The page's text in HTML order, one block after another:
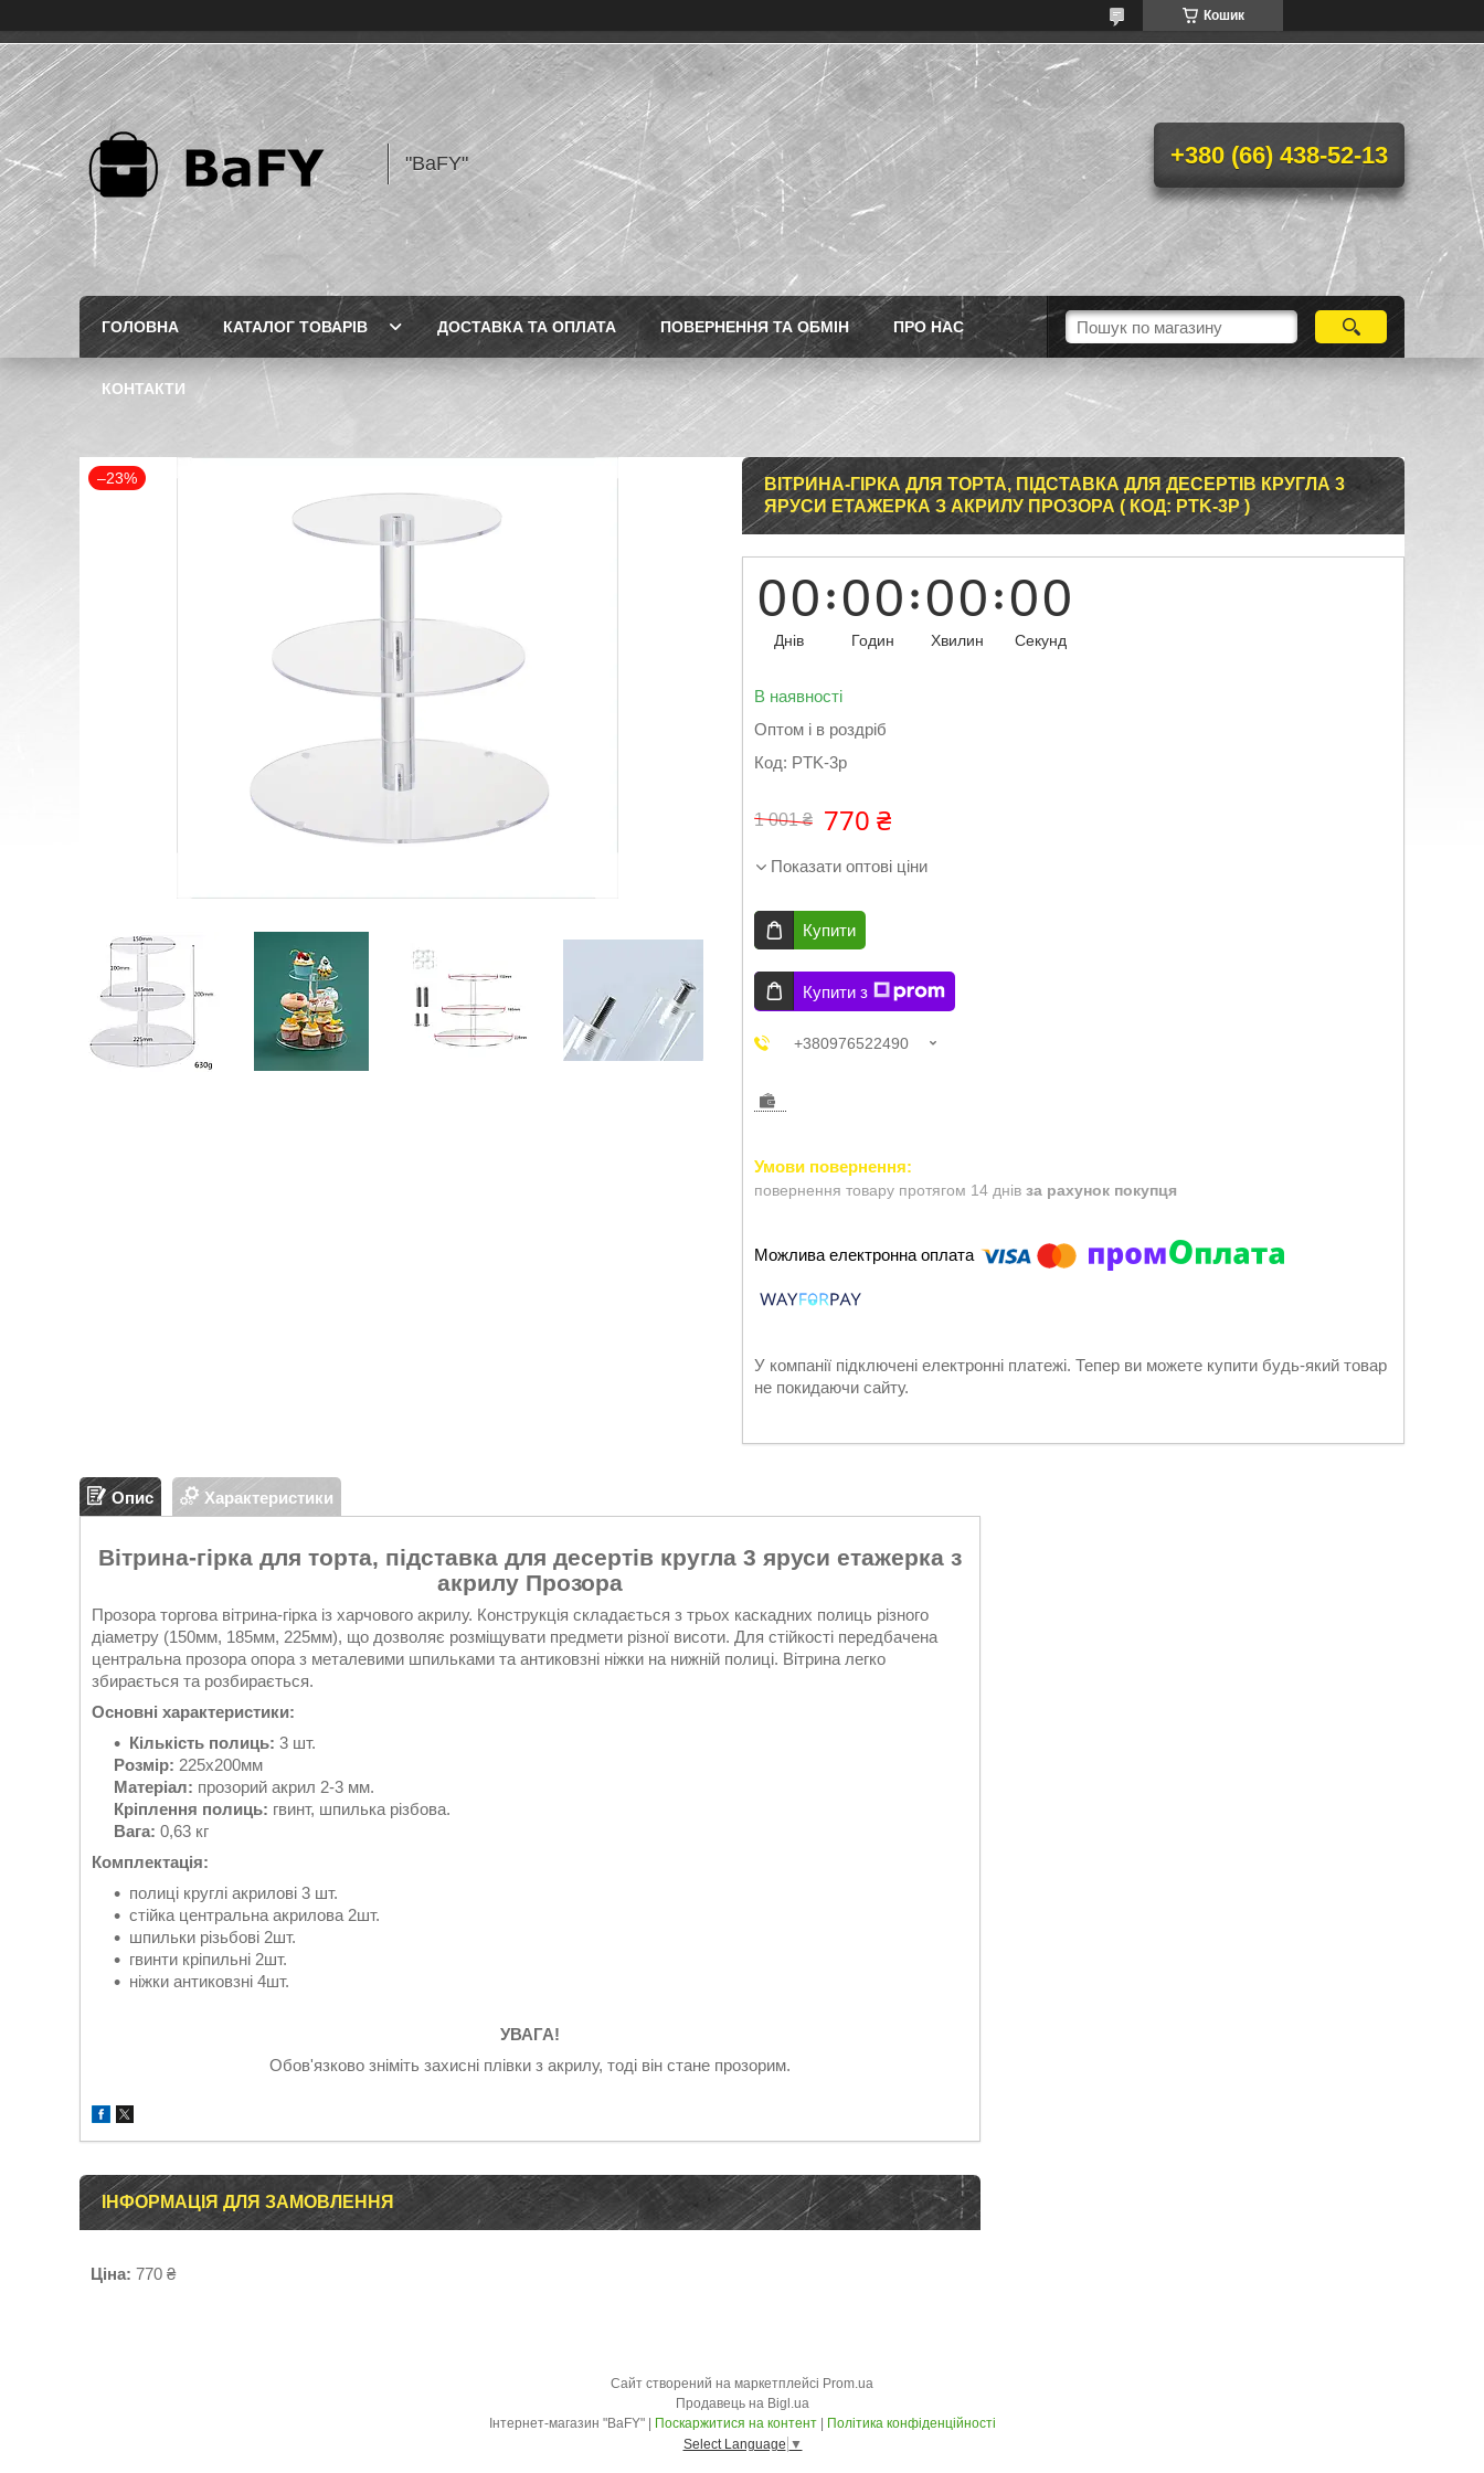
Кошик
"BaFY" +380 (66) 438-52-13
ГОЛОВНА КАТАЛОГ ТОВАРІВ ДОСТАВКА ТА ОПЛАТА ПОВЕРНЕННЯ ТА ОБМІН ПРО НАС
КОНТАКТИ
–23%
ВІТРИНА-ГІРКА ДЛЯ ТОРТА, ПІДСТАВКА ДЛЯ ДЕСЕРТІВ КРУГЛА 3
ЯРУСИ ЕТАЖЕРКА З АКРИЛУ ПРОЗОРА ( КОД: PTK-3P )
00
Днів
00
Годин
00
Хвилин
00
Секунд
В наявності
Оптом і в роздріб
Код: PTK-3p
1 001 ₴ 770 ₴
Показати оптові ціни
Купити
Купити з
+380976522490
повернення товару протягом 14 днів за рахунок покупця
У компанії підключені електронні платежі. Тепер ви можете купити будь-який товар
не покидаючи сайту.
Опис Характеристики
Вітрина-гірка для торта, підставка для десертів кругла 3 яруси етажерка з
акрилу Прозора
Прозора торгова вітрина-гірка із харчового акрилу. Конструкція складається з трьох каскадних полиць різного
діаметру (150мм, 185мм, 225мм), що дозволяє розміщувати предмети різної висоти. Для стійкості передбачена
центральна прозора опора з металевими шпильками та антиковзні ніжки на нижній полиці. Вітрина легко
збирається та розбирається.
Основні характеристики:
Кількість полиць: 3 шт.
Розмір: 225х200мм
Матеріал: прозорий акрил 2-3 мм.
Кріплення полиць: гвинт, шпилька різбова.
Вага: 0,63 кг
Комплектація:
полиці круглі акрилові 3 шт.
стійка центральна акрилова 2шт.
шпильки різьбові 2шт.
гвинти кріпильні 2шт.
ніжки антиковзні 4шт.
УВАГА!
Обов'язково зніміть захисні плівки з акрилу, тоді він стане прозорим.
ІНФОРМАЦІЯ ДЛЯ ЗАМОВЛЕННЯ
Ціна: 770 ₴
Сайт створений на маркетплейсі Prom.ua
Продавець на Bigl.ua
Поскаржитися на контент
Політика конфіденційності
Select Language ▼